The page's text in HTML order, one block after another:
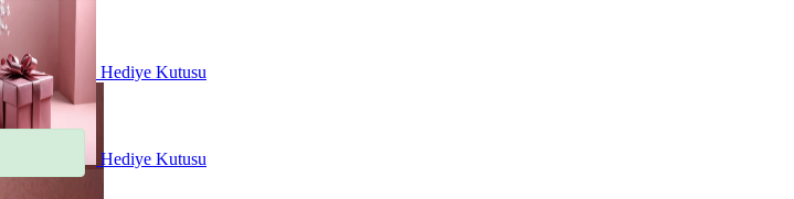
Hediye Kutusu
Hediye Kutusu